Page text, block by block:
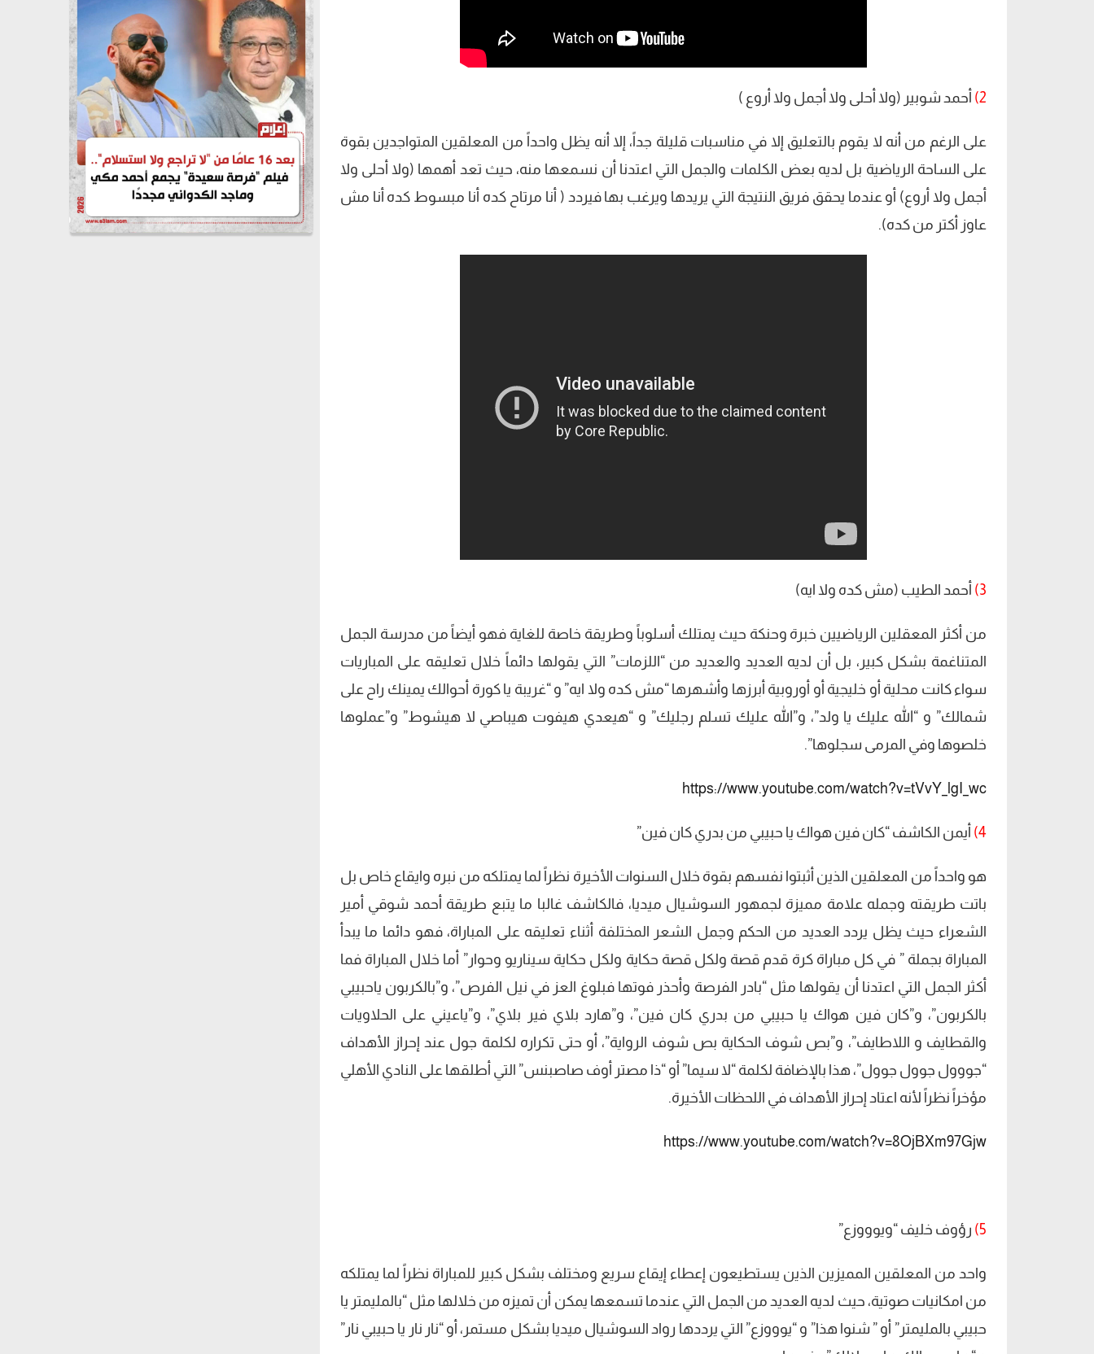
2) أحمد شوبير (ولا أحلى ولا أجمل ولا أروع )
على الرغم من أنه لا يقوم بالتعليق إلا في مناسبات قليلة جداً، إلا أنه يظل واحداً من المعلقين المتواجدين بقوة
على الساحة الرياضية بل لديه بعض الكلمات والجمل التي اعتدنا أن نسمعها منه، حيث تعد أهمها (ولا أحلى ولا
أجمل ولا أروع) أو عندما يحقق فريق النتيجة التي يريدها ويرغب بها فيردد ( أنا مرتاح كده أنا مبسوط كده أنا مش
عاوز أكتر من كده).
3) أحمد الطيب (مش كده ولا ايه)
من أكثر المعقلين الرياضيين خبرة وحنكة حيث يمتلك أسلوباً وطريقة خاصة للغاية فهو أيضاً من مدرسة الجمل
المتناغمة بشكل كبير، بل أن لديه العديد والعديد من “اللزمات” التي يقولها دائماً خلال تعليقه على المباريات
سواء كانت محلية أو خليجية أو أوروبية أبرزها وأشهرها “مش كده ولا ايه” و “غريبة يا كورة أحوالك يمينك راح على
شمالك” و “الله عليك يا ولد”، و”الله عليك تسلم رجليك” و “هيعدي هيفوت هيباصي لا هيشوط” و”عملوها
خلصوها وفي المرمى سجلوها”.
https://www.youtube.com/watch?v=tVvY_lgI_wc
4) أيمن الكاشف “كان فين هواك يا حبيبي من بدري كان فين”
هو واحداً من المعلقين الذين أثبتوا نفسهم بقوة خلال السنوات الأخيرة نظراً لما يمتلكه من نبره وايقاع خاص بل
باتت طريقته وجمله علامة مميزة لجمهور السوشيال ميديا، فالكاشف غالبا ما يتبع طريقة أحمد شوقي أمير
الشعراء حيث يظل يردد العديد من الحكم وجمل الشعر المختلفة أثناء تعليقه على المباراة، فهو دائما ما يبدأ
المباراة بجملة ” في كل مباراة كرة قدم قصة ولكل قصة حكاية ولكل حكاية سيناريو وحوار” أما خلال المباراة فما
أكثر الجمل التي اعتدنا أن يقولها مثل “بادر الفرصة وأحذر فوتها فبلوغ العز في نيل الفرص”، و”بالكربون ياحبيبي
بالكربون”، و”كان فين هواك يا حبيبي من بدري كان فين”، و”هارد بلاي فير بلاي”، و”ياعيني على الحلاويات
والقطايف و اللاطايف”، و”بص شوف الحكاية بص شوف الرواية”، أو حتى تكراره لكلمة جول عند إحراز الأهداف
“جووول جوول جوول”، هذا بالإضافة لكلمة “لا سيما” أو “ذا مصتر أوف صاصبنس” التي أطلقها على النادي الأهلي
مؤخراً نظراً لأنه اعتاد إحراز الأهداف في اللحظات الأخيرة.
https://www.youtube.com/watch?v=8OjBXm97Gjw
5) رؤوف خليف “ويوووزع”
واحد من المعلقين المميزين الذين يستطيعون إعطاء إيقاع سريع ومختلف بشكل كبير للمباراة نظراً لما يمتلكه
من امكانيات صوتية، حيث لديه العديد من الجمل التي عندما تسمعها يمكن أن تميزه من خلالها مثل “بالمليمتر يا
حبيبي بالمليمتر” أو ” شنوا هذا” و “يوووزع” التي يرددها رواد السوشيال ميديا بشكل مستمر، أو “نار نار يا حبيبي نار”